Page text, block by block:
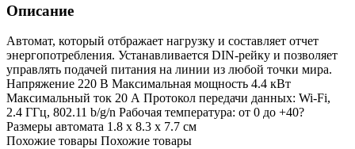
Описание
Автомат, который отбражает нагрузку и составляет отчет
энергопотребления. Устанавливается DIN-рейку и позволяет
управлять подачей питания на линии из любой точки мира.
Напряжение 220 В Максимальная мощность 4.4 кВт
Максимальный ток 20 А Протокол передачи данных: Wi-Fi,
2.4 ГГц, 802.11 b/g/n Рабочая температура: от 0 до +40?
Размеры автомата 1.8 х 8.3 х 7.7 см
Похожие товары Похожие товары